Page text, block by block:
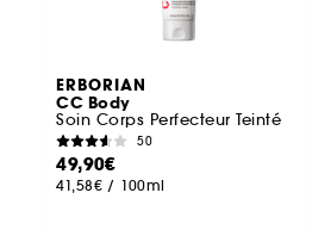
ERBORIAN
CC Body
Soin Corps Perfecteur Teinté
50
49,90€
41,58€ / 100ml